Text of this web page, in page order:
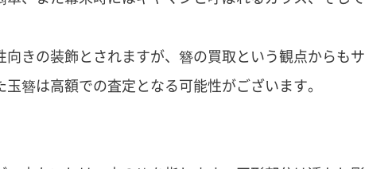
きの装飾とされますが、簪の買取という観点からもサ
玉簪は高額での査定となる可能性がございます。